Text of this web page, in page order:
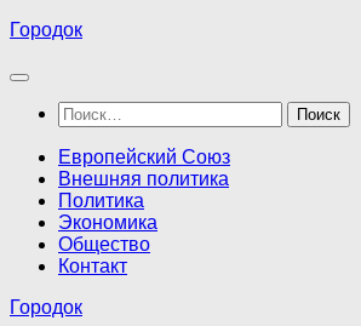
Перейти
содержимому
Городок
Найти:
Европейский Союз
Внешняя политика
Политика
Экономика
Общество
Контакт
Городок